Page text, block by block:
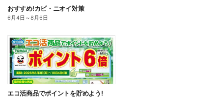
おすすめ!カビ・ニオイ対策
6月4日 ～8月6日
エコ活商品でポイントを貯めよう!